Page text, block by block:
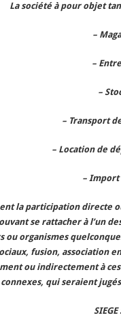
La société à pour objet
–
–
–
– Transport
– Location de
–
la participation directe
se rattacher à l’un
ou organismes
fusion, association
ou indirectement à
connexes, qui seraient
SIEGE